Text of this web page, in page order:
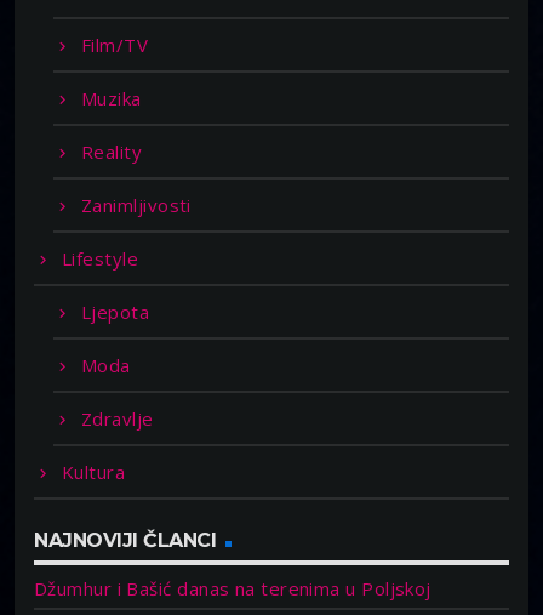
Film/TV
Muzika
Reality
Zanimljivosti
Lifestyle
Ljepota
Moda
Zdravlje
Kultura
NAJNOVIJI ČLANCI
Džumhur i Bašić danas na terenima u Poljskoj